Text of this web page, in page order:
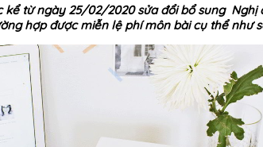
từ ngày 25/02/2020 sửa đổi bổ sung Nghị
hợp được miễn lệ phí môn bài cụ thể như